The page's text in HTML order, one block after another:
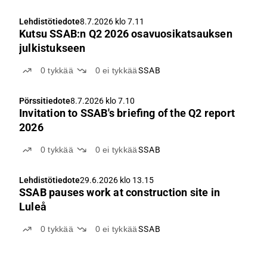
Lehdistötiedote8.7.2026 klo 7.11
Kutsu SSAB:n Q2 2026 osavuosikatsauksen
julkistukseen
0tykkää 0ei tykkääSSAB
Pörssitiedote8.7.2026 klo 7.10
Invitation to SSAB's briefing of the Q2 report
2026
0tykkää 0ei tykkääSSAB
Lehdistötiedote29.6.2026 klo 13.15
SSAB pauses work at construction site in
Luleå
0tykkää 0ei tykkääSSAB